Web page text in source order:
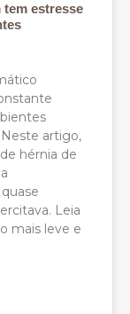
estresse
artigo,
hérnia de
Leia
mais leve e